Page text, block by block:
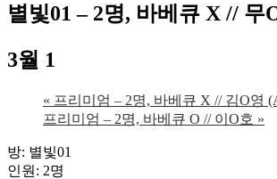
별빛01 – 2명, 바베큐 X // 무
3월 1
« 프리미엄 – 2명, 바베큐 X // 김O영
프리미엄 – 2명, 바베큐 O // 이O호 »
방: 별빛01
인원: 2명